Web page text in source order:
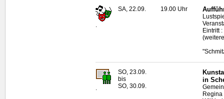
SA, 22.09. 19.00 Uhr
Eintritt
.
SO, 23.09.
bis
SO, 30.09.
in